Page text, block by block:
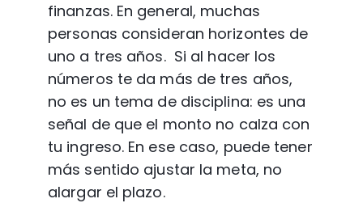
finanzas. En general, muchas
personas consideran horizontes de
uno a tres años.  Si al hacer los
números te da más de tres años,
no es un tema de disciplina: es una
señal de que el monto no calza con
tu ingreso. En ese caso, puede tener
más sentido ajustar la meta, no
alargar el plazo.